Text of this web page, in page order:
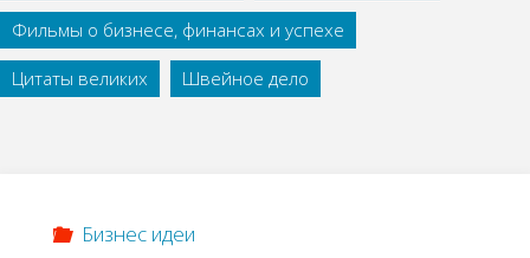
Фильмы о бизнесе, финансах и успехе
Цитаты великих
Швейное дело
Бизнес идеи